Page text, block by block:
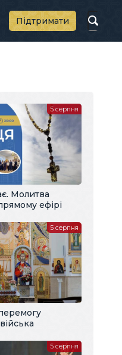
Підтримати
Молитва
ефірі
5 серпня
5 серпня
5 серпня